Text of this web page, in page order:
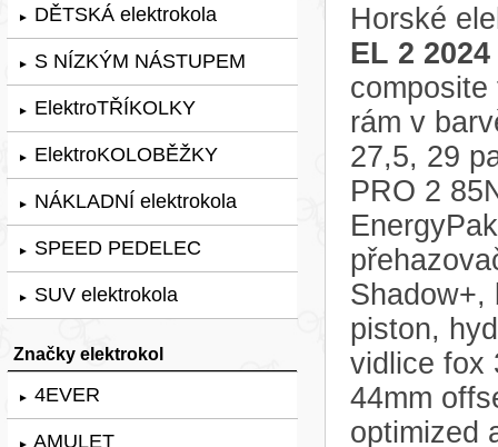
► DĚTSKÁ elektrokola
► S NÍZKÝM NÁSTUPEM
► ElektroTŘÍKOLKY
► ElektroKOLOBĚŽKY
► NÁKLADNÍ elektrokola
► SPEED PEDELEC
► SUV elektrokola
Značky elektrokol
► 4EVER
► AMULET
Horské
EL 2 2024
composite
rám v
27,5, 29
PRO 2
Shadow+,
piston,
vidlice fox
44mm
optimized